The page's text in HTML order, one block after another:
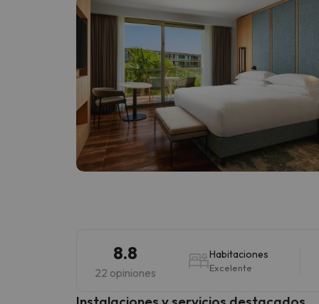
8.8
22 opiniones
Habitaciones
Excelente